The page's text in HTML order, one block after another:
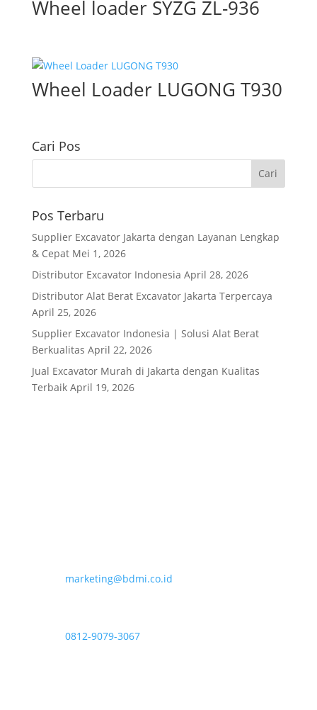
Wheel loader SYZG ZL-936
Wheel Loader LUGONG T930
Cari Pos
Pos Terbaru
Supplier Excavator Jakarta dengan Layanan Lengkap
& Cepat Mei 1, 2026
Distributor Excavator Indonesia April 28, 2026
Distributor Alat Berat Excavator Jakarta Terpercaya
April 25, 2026
Supplier Excavator Indonesia | Solusi Alat Berat
Berkualitas April 22, 2026
Jual Excavator Murah di Jakarta dengan Kualitas
Terbaik April 19, 2026
marketing@bdmi.co.id
0812-9079-3067